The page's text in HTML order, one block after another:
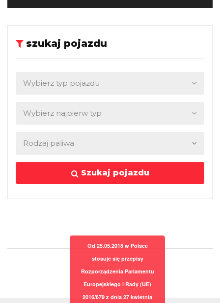
szukaj pojazdu
Szukaj pojazdu
Od 25.05.2018 w Polsce
stosuje się przepisy
Rozporządzenia Parlamentu
Europejskiego i Rady (UE)
2016/679 z dnia 27 kwietnia